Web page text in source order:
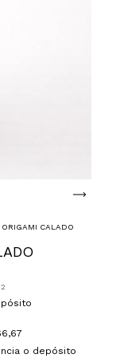
ORIGAMI CALADO
o depósito